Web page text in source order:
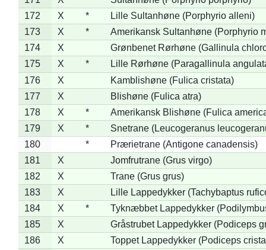
172
X *
Lille Sultanhøne (Porphyrio alleni)
173
X *
Amerikansk Sultanhøne (Porphyrio
174
X
Grønbenet Rørhøne (Gallinula
175
X *
Lille Rørhøne (Paragallinula
176
X
Kamblishøne (Fulica cristata)
177
X
Blishøne (Fulica atra)
178
X *
Amerikansk Blishøne (Fulica
179
X *
Snetrane (Leucogeranus
180
*
Prærietrane (Antigone canadensis)
181
X
Jomfrutrane (Grus virgo)
182
X
Trane (Grus grus)
183
X
Lille Lappedykker (Tachybaptus
184
X *
Tyknæbbet Lappedykker
185
X
Gråstrubet Lappedykker (Podiceps
186
X
Toppet Lappedykker (Podiceps